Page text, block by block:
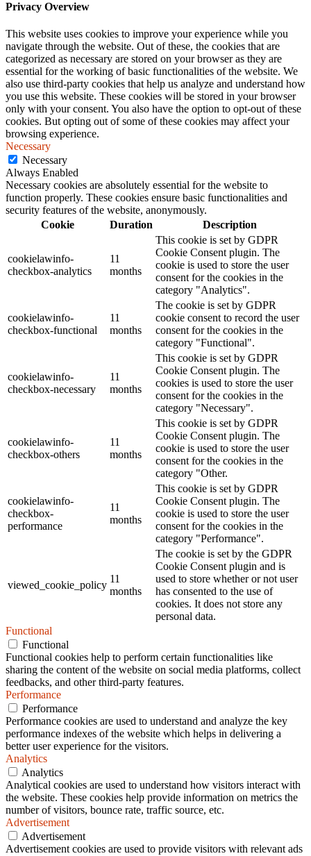
Privacy Overview
This website uses cookies to improve your experience while you
navigate through the website. Out of these, the cookies that are
categorized as necessary are stored on your browser as they are
essential for the working of basic functionalities of the website. We
also use third-party cookies that help us analyze and understand how
you use this website. These cookies will be stored in your browser
only with your consent. You also have the option to opt-out of these
cookies. But opting out of some of these cookies may affect your
browsing experience.
Necessary
Necessary
Always Enabled
Necessary cookies are absolutely essential for the website to
function properly. These cookies ensure basic functionalities and
security features of the website, anonymously.
Cookie
Duration Description
cookielawinfo-
checkbox-analytics
11
months
This cookie is set by GDPR
Cookie Consent plugin. The
cookie is used to store the user
consent for the cookies in the
category "Analytics".
cookielawinfo-
checkbox-functional
11
months
The cookie is set by GDPR
cookie consent to record the user
consent for the cookies in the
category "Functional".
cookielawinfo-
checkbox-necessary
11
months
This cookie is set by GDPR
Cookie Consent plugin. The
cookies is used to store the user
consent for the cookies in the
category "Necessary".
cookielawinfo-
checkbox-others
11
months
This cookie is set by GDPR
Cookie Consent plugin. The
cookie is used to store the user
consent for the cookies in the
category "Other.
cookielawinfo-
checkbox-
performance
11
months
This cookie is set by GDPR
Cookie Consent plugin. The
cookie is used to store the user
consent for the cookies in the
category "Performance".
viewed_cookie_policy
11
months
The cookie is set by the GDPR
Cookie Consent plugin and is
used to store whether or not user
has consented to the use of
cookies. It does not store any
personal data.
Functional
Functional
Functional cookies help to perform certain functionalities like
sharing the content of the website on social media platforms, collect
feedbacks, and other third-party features.
Performance
Performance
Performance cookies are used to understand and analyze the key
performance indexes of the website which helps in delivering a
better user experience for the visitors.
Analytics
Analytics
Analytical cookies are used to understand how visitors interact with
the website. These cookies help provide information on metrics the
number of visitors, bounce rate, traffic source, etc.
Advertisement
Advertisement
Advertisement cookies are used to provide visitors with relevant ads